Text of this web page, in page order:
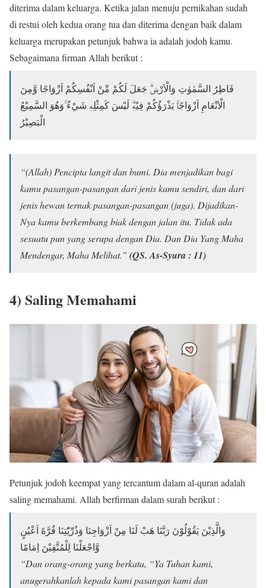
diterima dalam keluarga. Ketika jalan menuju pernikahan sudah
di restui oleh kedua orang tua dan diterima dengan baik dalam
keluarga merupakan petunjuk bahwa ia adalah jodoh kamu.
Sebagaimana firman Allah berikut :
فَاطِرُ السَّمٰوٰتِ وَالْاَرْضِۗ جَعَلَ لَكُمْ مِّنْ اَنْفُسِكُمْ اَزْوَاجًا وَّمِنَ
الْاَنْعَامِ اَزْوَاجًاۚ يَذْرَؤُكُمْ فِيْهِۗ لَيْسَ كَمِثْلِهٖ شَيْءٌ ۚوَهُوَ السَّمِيْعُ
الْبَصِيْرُ
“(Allah) Pencipta langit dan bumi. Dia menjadikan bagi
kamu pasangan-pasangan dari jenis kamu sendiri, dan dari
jenis hewan ternak pasangan-pasangan (juga). Dijadikan-
Nya kamu berkembang biak dengan jalan itu. Tidak ada
sesuatu pun yang serupa dengan Dia. Dan Dia Yang Maha
Mendengar, Maha Melihat.” (QS. As-Syura : 11)
4) Saling Memahami
Petunjuk jodoh keempat yang tercantum dalam al-quran adalah
saling memahami. Allah berfirman dalam surah berikut :
وَالَّذِيْنَ يَقُوْلُوْنَ رَبَّنَا هَبْ لَنَا مِنْ اَزْوَاجِنَا وَذُرِّيّٰتِنَا قُرَّةَ اَعْيُنٍ
وَّاجْعَلْنَا لِلْمُتَّقِيْنَ اِمَامًا
“Dan orang-orang yang berkata, “Ya Tuhan kami,
anugerahkanlah kepada kami pasangan kami dan